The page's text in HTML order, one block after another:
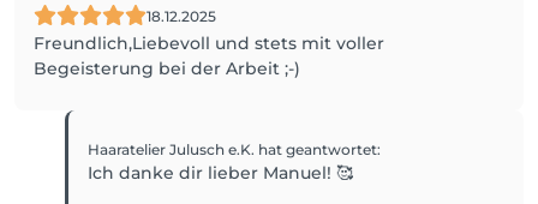
18.12.2025
Freundlich,Liebevoll und stets mit voller
Begeisterung bei der Arbeit ;-)
Haaratelier Julusch e.K. hat geantwortet:
Ich danke dir lieber Manuel! 🥰